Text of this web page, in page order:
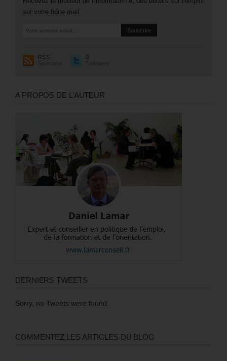
sur votre boite mail.
RSS
Souscrire
0
Followers
A PROPOS DE L’AUTEUR
DERNIERS TWEETS
Sorry, no Tweets were found.
COMMENTEZ LES ARTICLES DU BLOG